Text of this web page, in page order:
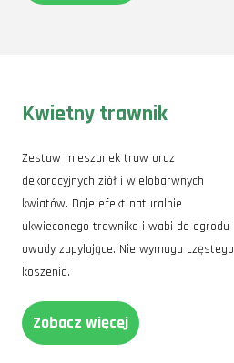
Kwietny trawnik
Zestaw mieszanek traw oraz
dekoracyjnych ziół i wielobarwnych
kwiatów. Daje efekt naturalnie
ukwieconego trawnika i wabi do ogrodu
owady zapylające. Nie wymaga częstego
koszenia.
Zobacz więcej